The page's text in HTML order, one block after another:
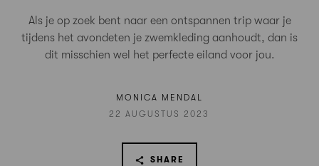
Als je op zoek bent naar een ontspannen trip waar je
tijdens het avondeten je zwemkleding aanhoudt, dan is
dit misschien wel het perfecte eiland voor jou.
MONICA MENDAL
22 AUGUSTUS 2023
SHARE